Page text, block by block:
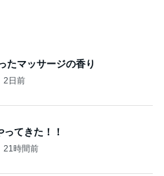
たマッサージの香り
2日前
てきた！！
21時間前